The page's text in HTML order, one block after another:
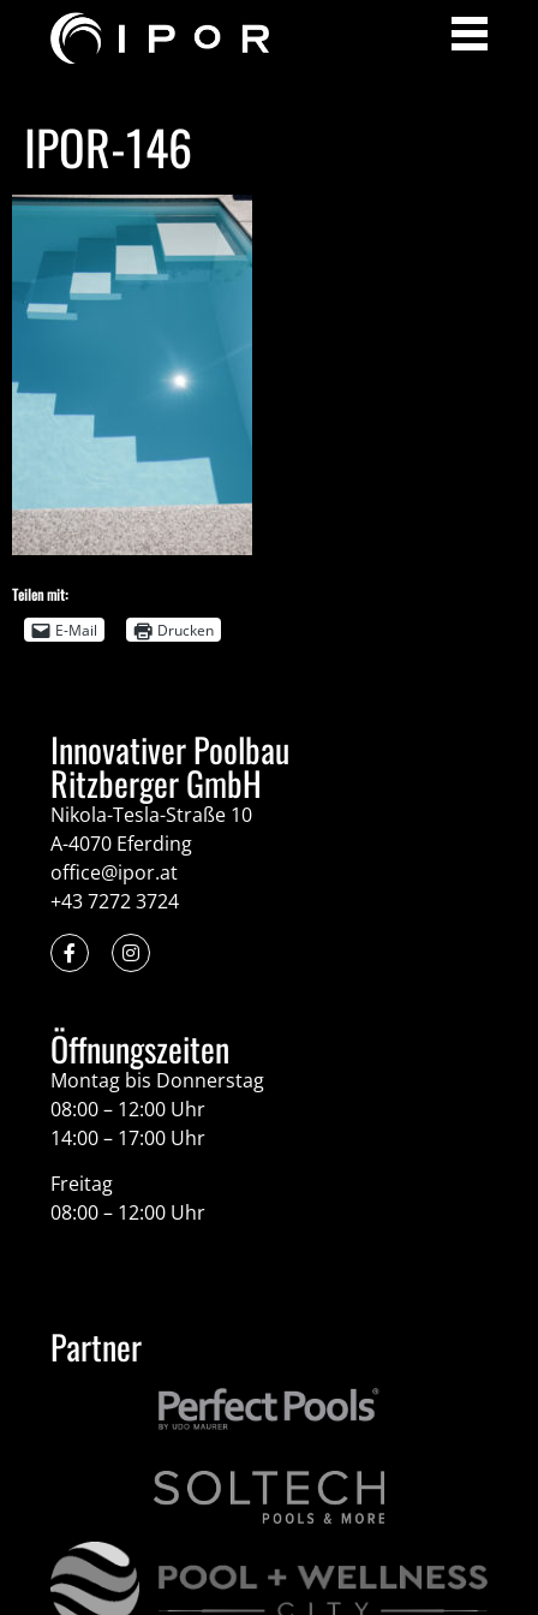
IPOR-146
Teilen mit:
E-Mail
Drucken
Innovativer Poolbau
Ritzberger GmbH
Nikola-Tesla-Straße 10
A-4070 Eferding
office@ipor.at
+43 7272 3724
Öffnungszeiten
Montag bis Donnerstag
08:00 – 12:00 Uhr
14:00 – 17:00 Uhr
Freitag
08:00 – 12:00 Uhr
Partner